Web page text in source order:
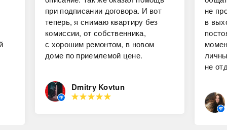
при подписании договора. И вот
теперь, я снимаю квартиру без
комиссии, от собственника,
с хорошим ремонтом, в новом
доме по приемлемой цене.
Dmitry Kovtun
не
в
не